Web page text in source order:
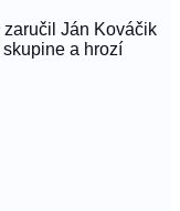
Ján Kováčik
a hrozí